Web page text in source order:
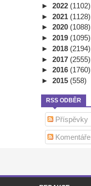
► 2022 (1102)
► 2021 (1128)
► 2020 (1088)
► 2019 (1095)
► 2018 (2194)
► 2017 (2555)
► 2016 (1760)
► 2015 (558)
RSS ODBĚR
Příspěvky
Komentáře